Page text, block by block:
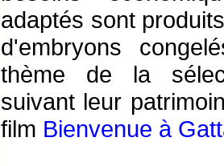
adaptés sont
d'embryons
thème de la
suivant leur
film Bienvenue à